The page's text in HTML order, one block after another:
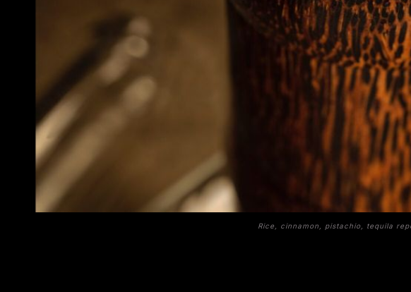
差別，其酒
大廠。另
柔滑的口感
的副產品，
箱烘烤即可
時的焦味
美味。」
Rice, cinnamon, pistachio, tequila